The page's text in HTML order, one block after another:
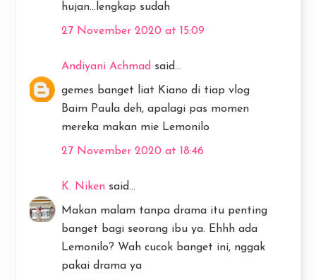
hujan...lengkap sudah
27 November 2020 at 15:09
Andiyani Achmad said...
gemes banget liat Kiano di tiap vlog
Baim Paula deh, apalagi pas momen
mereka makan mie Lemonilo
27 November 2020 at 18:46
K. Niken said...
Makan malam tanpa drama itu penting
banget bagi seorang ibu ya. Ehhh ada
Lemonilo? Wah cucok banget ini, nggak
pakai drama ya